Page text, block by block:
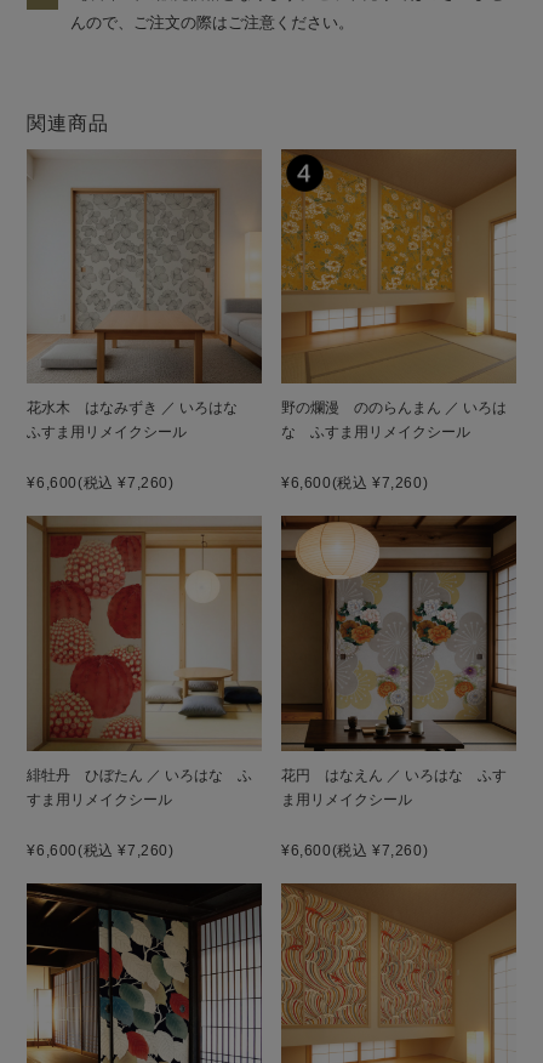
んので、ご注文の際はご注意ください。
関連商品
花水木 はなみずき ／ いろはな
ふすま用リメイクシール
¥6,600(税込 ¥7,260)
野の爛漫 ののらんまん ／ いろは
な ふすま用リメイクシール
¥6,600(税込 ¥7,260)
緋牡丹 ひぼたん ／ いろはな ふ
すま用リメイクシール
¥6,600(税込 ¥7,260)
花円 はなえん ／ いろはな ふす
ま用リメイクシール
¥6,600(税込 ¥7,260)